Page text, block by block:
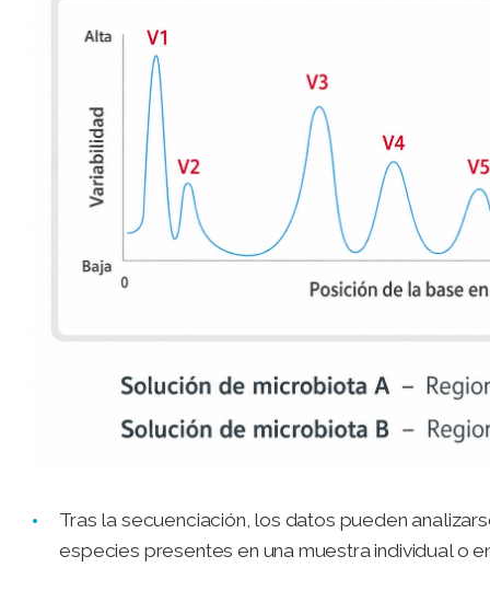
Tras la secuenciación, los datos pueden
especies presentes en una muestra individual o